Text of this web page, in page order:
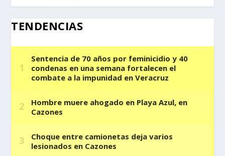
TENDENCIAS